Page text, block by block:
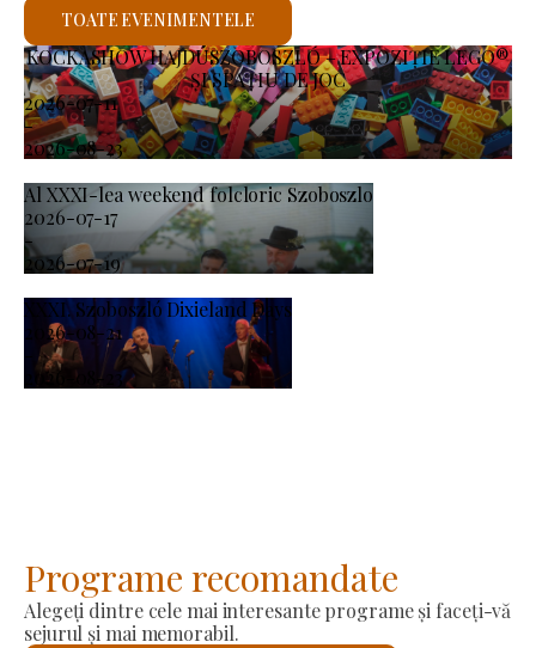
KOCKASHOW HAJDÚSZOBOSZLÓ – EXPOZIȚIE LEGO®
ȘI SPAȚIU DE JOC
2026-07-11
-
2026-08-23
Al XXXI-lea weekend folcloric Szoboszlo
2026-07-17
-
2026-07-19
XXXI. Szoboszló Dixieland Days
2026-08-21
-
2026-08-23
TOATE EVENIMENTELE
Programe recomandate
Alegeți dintre cele mai interesante programe și faceți-vă
sejurul și mai memorabil.